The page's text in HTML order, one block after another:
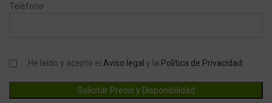
Teléfono
He leído y acepto el Aviso legal y la Política de Privacidad